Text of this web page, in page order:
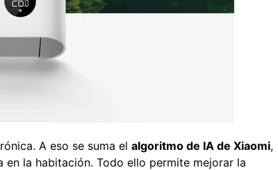
A eso se suma el algoritmo de IA de Xiaomi,
la habitación. Todo ello permite mejorar la